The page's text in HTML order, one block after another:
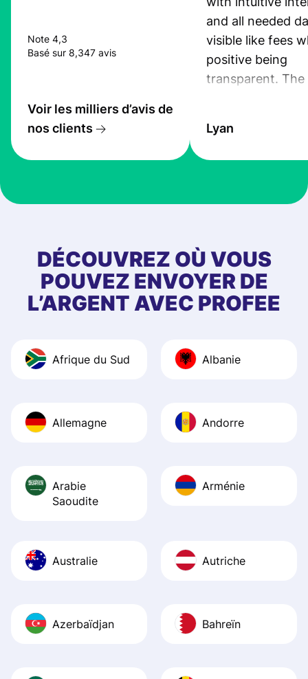
Note 4,3
Basé sur 8,347 avis
Voir les milliers d’avis de
nos clients
and all needed
visible like fees
positive being
transparent. The
the exchange
at Profee is very
first started
app, and they
quick to provide
and helpful
Recommend it!
Lyan
DÉCOUVREZ OÙ VOUS
POUVEZ ENVOYER DE
L’ARGENT AVEC PROFEE
Afrique du Sud Albanie
Allemagne Andorre
Arabie
Saoudite
Arménie
Australie Autriche
Azerbaïdjan Bahreïn